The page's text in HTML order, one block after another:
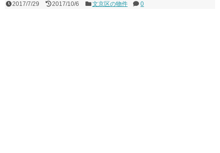
2017/7/29 2017/10/6 文京区の物件 0